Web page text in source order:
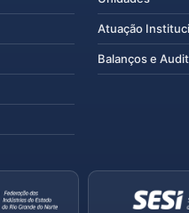
Atuação
Balanços e